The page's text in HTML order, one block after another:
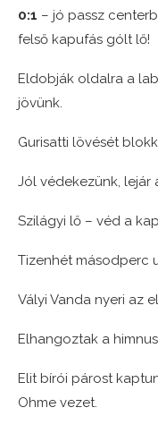
0:1 – jó passz
felső kapufás gólt lő!
Eldobják oldalra a
jövünk.
Gurisatti lövését
Jól védekezünk, lejár
Szilágyi lő – véd a
Tizenhét másodperc
Vályi Vanda nyeri az
Elhangoztak a
Elit bírói párost
Ohme vezet.